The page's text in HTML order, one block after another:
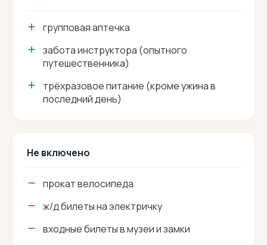
групповая аптечка
забота инструктора (опытного
путешественника)
трёхразовое питание (кроме ужина в
последний день)
Не включено
прокат велосипеда
ж/д билеты на электричку
входные билеты в музеи и замки